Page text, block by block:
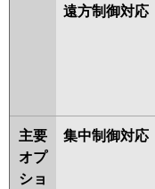
遠方制御対応
主要
オプ
ショ
集中制御対応